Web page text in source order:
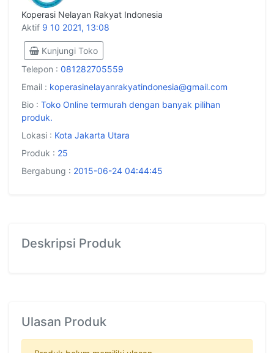
Koperasi Nelayan Rakyat Indonesia
Aktif 9 10 2021, 13:08
Kunjungi Toko
Telepon : 081282705559
Email : koperasinelayanrakyatindonesia@gmail.com
Bio : Toko Online termurah dengan banyak pilihan
produk.
Lokasi : Kota Jakarta Utara
Produk : 25
Bergabung : 2015-06-24 04:44:45
Deskripsi Produk
Ulasan Produk